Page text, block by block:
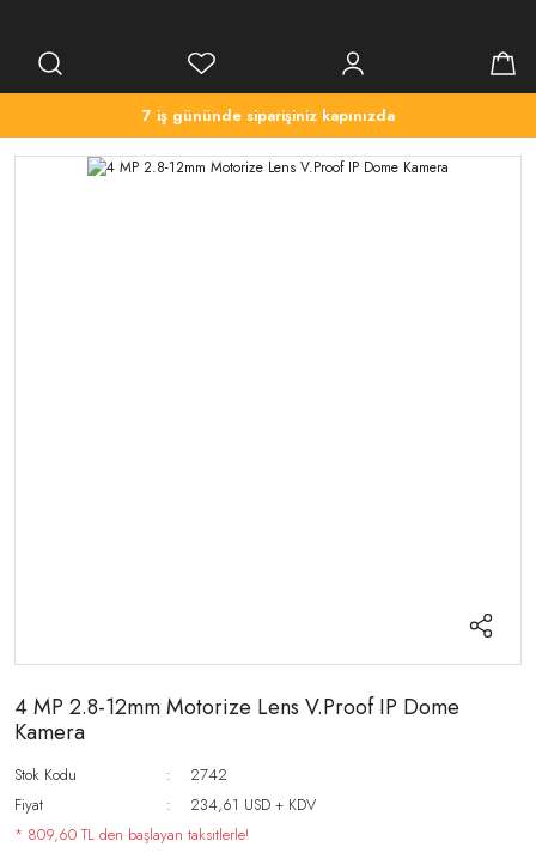
7 iş gününde siparişiniz kapınızda
4 MP 2.8-12mm Motorize Lens V.Proof IP Dome
Kamera
Stok Kodu
2742
Fiyat
234,61 USD + KDV
* 809,60 TL den başlayan taksitlerle!